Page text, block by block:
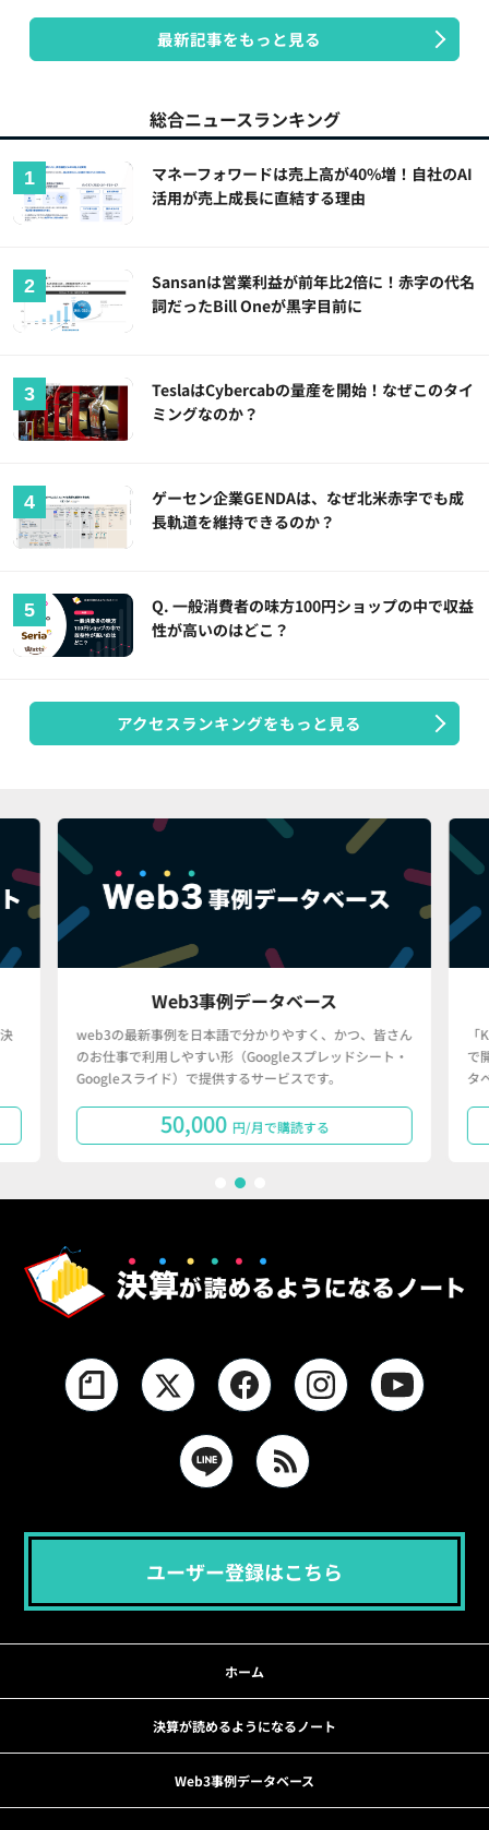
最新記事をもっと見る
総合ニュースランキング
マネーフォワードは売上高が40%増！自社のAI
活用が売上成長に直結する理由
Sansanは営業利益が前年比2倍に！赤字の代名
詞だったBill Oneが黒字目前に
TeslaはCybercabの量産を開始！なぜこのタイ
ミングなのか？
ゲーセン企業GENDAは、なぜ北米赤字でも成
長軌道を維持できるのか？
Q. 一般消費者の味方100円ショップの中で収益
性が高いのはどこ？
アクセスランキングをもっと見る
Web3事例データベース
web3の最新事例を日本語で分かりやすく、かつ、皆さん
のお仕事で利用しやすい形（Googleスプレッドシート・
Googleスライド）で提供するサービスです。
50,000 円/月で購読する
で
タ
ユーザー登録はこちら
ホーム
決算が読めるようになるノート
Web3事例データベース